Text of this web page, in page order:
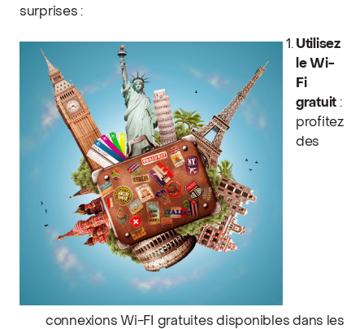
surprises :
Utilisez
le Wi-
Fi
gratuit :
profitez
des
connexions Wi-FI gratuites disponibles dans les